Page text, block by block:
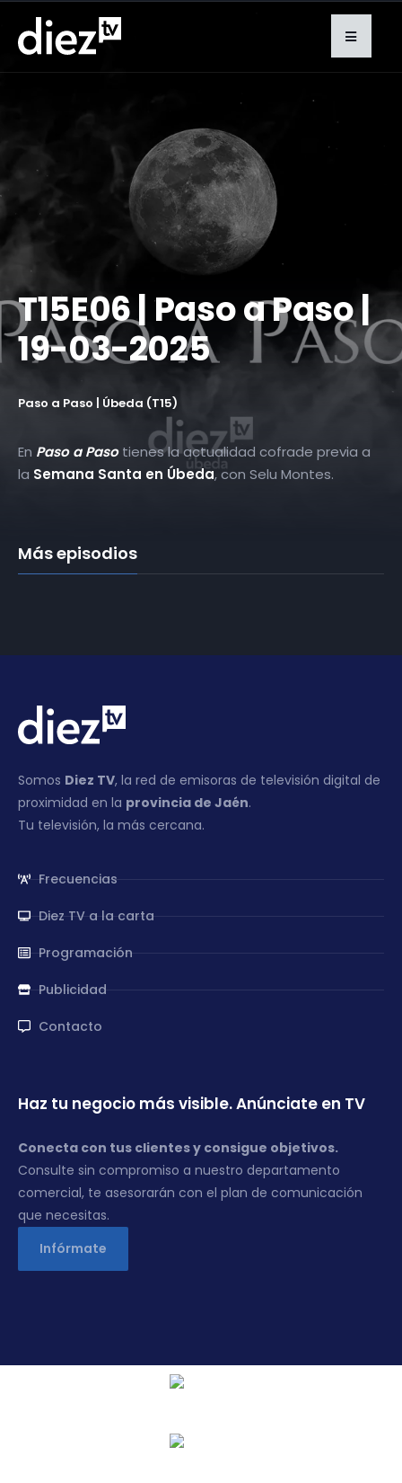
T15E06 | Paso a Paso |
19-03-2025
Paso a Paso | Úbeda (T15)
En Paso a Pasotienes la actualidad cofrade previa a
la Semana Santa en Úbeda, con Selu Montes.
Más episodios
Somos Diez TV, la red de emisoras de televisión digital de
proximidad en la provincia de Jaén.
Tu televisión, la más cercana.
Frecuencias
Diez TV a la carta
Programación
Publicidad
Contacto
Haz tu negocio más visible. Anúnciate en TV
Conecta con tus clientes y consigue objetivos.
Consulte sin compromiso a nuestro departamento
comercial, te asesorarán con el plan de comunicación
que necesitas.
Infórmate